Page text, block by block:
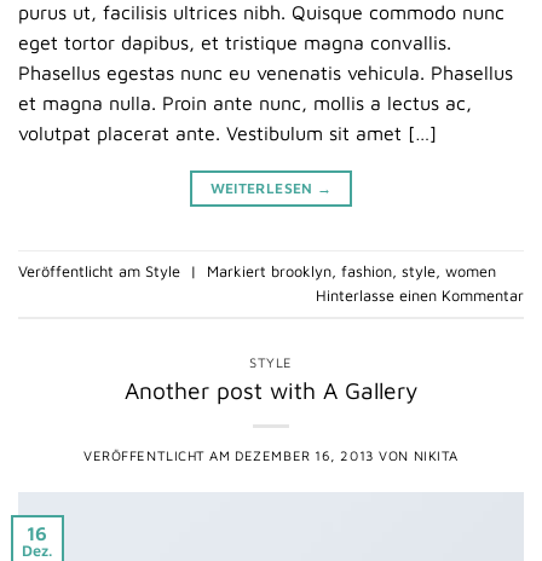
purus ut, facilisis ultrices nibh. Quisque commodo nunc
eget tortor dapibus, et tristique magna convallis.
Phasellus egestas nunc eu venenatis vehicula. Phasellus
et magna nulla. Proin ante nunc, mollis a lectus ac,
volutpat placerat ante. Vestibulum sit amet […]
WEITERLESEN →
Veröffentlicht am Style | Markiert brooklyn fashion style women
Hinterlasse einen Kommentar
STYLE
Another post with A Gallery
VERÖFFENTLICHT AM DEZEMBER 16, 2013 VON NIKITA
16
Dez.